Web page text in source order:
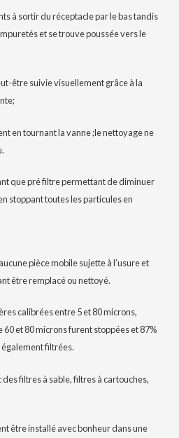
à sortir du réceptacle par le bas tandis
et se trouve poussée vers le
être suivie visuellement grâce à la
en tournant la vanne ;le nettoyage ne
que pré filtre permettant de diminuer
stoppant toutes les particules en
pièce mobile sujette à l’usure et
être remplacé ou nettoyé.
calibrées entre 5 et 80 microns,
et 80 microns furent stoppées et 87%
filtrées.
filtres à sable, filtres à cartouches,
être installé avec bonheur dans une